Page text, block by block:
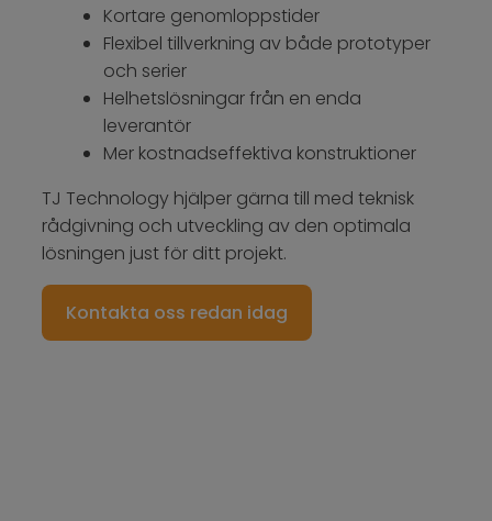
Kortare genomloppstider
Flexibel tillverkning av både prototyper
och serier
Helhetslösningar från en enda
leverantör
Mer kostnadseffektiva konstruktioner
TJ Technology hjälper gärna till med teknisk
rådgivning och utveckling av den optimala
lösningen just för ditt projekt.
Kontakta oss redan idag